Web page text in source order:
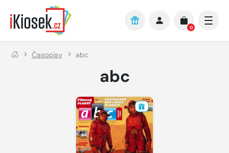
Přejít na hlavní obsah
0
Časopisy abc
abc